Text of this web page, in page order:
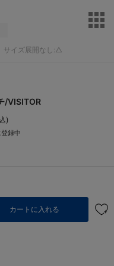
サイズ展開なし:△
/VISITOR
)
録中
カートに入れる